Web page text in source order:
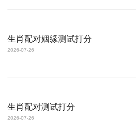
生肖配对姻缘测试打分
2026-07-26
生肖配对测试打分
2026-07-26